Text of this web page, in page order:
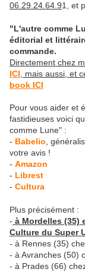
06.29.24.64.91, et
"L'autre comme
éditorial et
commande.
Directement chez
ICI , mais aussi, et
book ICI
Pour vous aider et
fastidieuses voici
comme Lune" :
- Babelio ,
votre avis !
- Amazon
- Librest
- Cultura
Plus précisément :
- à Mordelles (35)
Culture du Super
- à Rennes (35)
- à Avranches (50)
- à Prades (66)